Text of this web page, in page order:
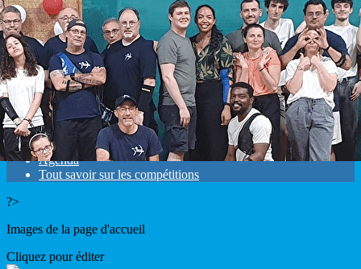
Exporter les lignes sélectionnées
Exporter toutes les colonnes
Exporter uniquement les colonnes affichées
Menu
<
>
Résultats
Mandats
Agenda
Tout savoir sur les compétitions
?>
Images de la page d'accueil
Cliquez pour éditer